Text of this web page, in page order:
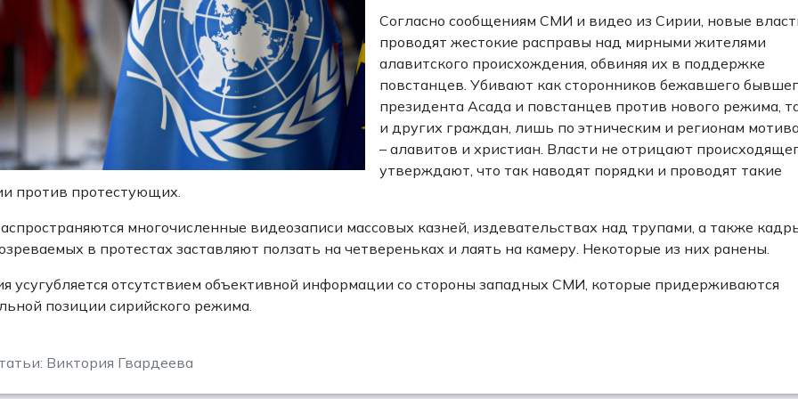
Согласно сообщениям СМИ и видео из Сирии, новые
проводят жестокие расправы над мирными жителями
алавитского происхождения, обвиняя их в поддержке
повстанцев. Убивают как сторонников бежавшего
президента Асада и повстанцев против нового режима,
и других граждан, лишь по этническим и регионам
– алавитов и христиан. Власти не отрицают
утверждают, что так наводят порядки и проводят такие
против протестующих.
многочисленные видеозаписи массовых казней, издевательствах над трупами, а также
в протестах заставляют ползать на четвереньках и лаять на камеру. Некоторые из них ранены.
усугубляется отсутствием объективной информации со стороны западных СМИ, которые придерживаются
позиции сирийского режима.
Виктория Гвардеева